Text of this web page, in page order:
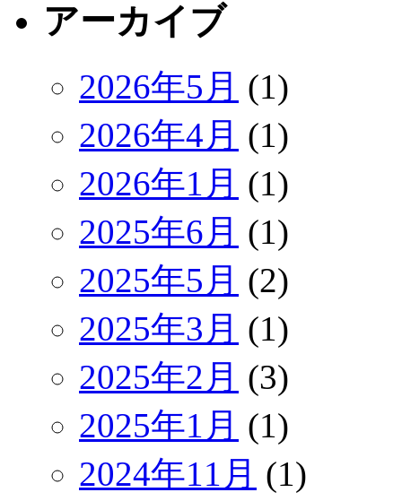
アーカイブ
2026年5月 (1)
2026年4月 (1)
2026年1月 (1)
2025年6月 (1)
2025年5月 (2)
2025年3月 (1)
2025年2月 (3)
2025年1月 (1)
2024年11月 (1)